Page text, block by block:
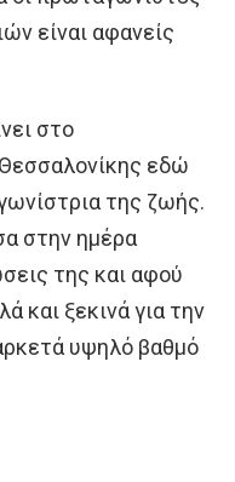
είναι αφανείς
στο
εδώ
της ζωής.
στην ημέρα
της και αφού
και ξεκινά για την
υψηλό βαθμό